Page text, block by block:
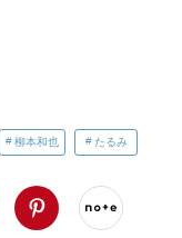
柳本和也 たるみ
）
LINE Pinterest